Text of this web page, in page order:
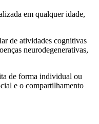
em qualquer idade,
de atividades cognitivas
neurodegenerativas,
de forma individual ou
e o compartilhamento